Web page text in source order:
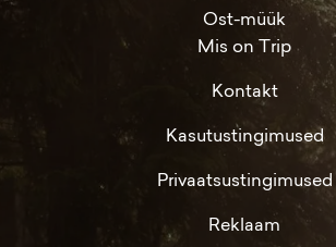
Ost-müük
Mis on Trip
Kontakt
Kasutustingimused
Privaatsustingimused
Reklaam